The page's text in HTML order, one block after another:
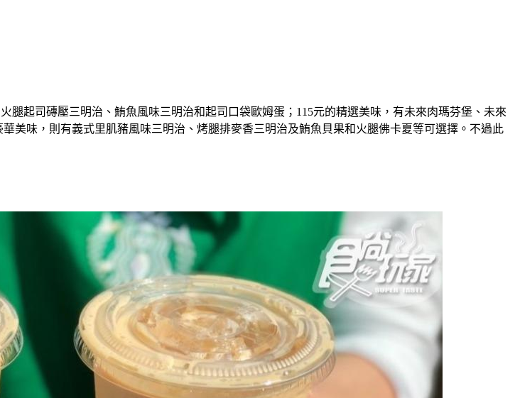
起司磚壓三明治、鮪魚風味三明治和起司口袋歐姆蛋；115元的精選美味，有未來肉瑪芬堡、未來
美味，則有義式里肌豬風味三明治、烤腿排麥香三明治及鮪魚貝果和火腿佛卡夏等可選擇。不過此